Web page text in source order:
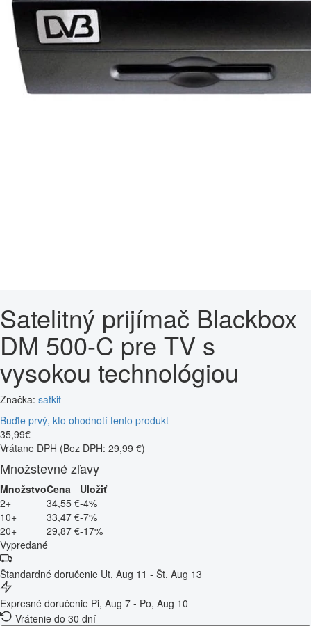
Satelitný prijímač Blackbox
DM 500-C pre TV s
vysokou technológiou
Značka: satkit
Buďte prvý, kto ohodnotí tento produkt
35,99€
Vrátane DPH (Bez DPH: 29,99 €)
Množstevné zľavy
MnožstvoCena
Uložiť
2+
34,55 €-4%
10+
33,47 €-7%
20+
29,87 €-17%
Vypredané
Štandardné doručenie Ut, Aug 11 - Št, Aug 13
Expresné doručenie Pi, Aug 7 - Po, Aug 10
Vrátenie do 30 dní